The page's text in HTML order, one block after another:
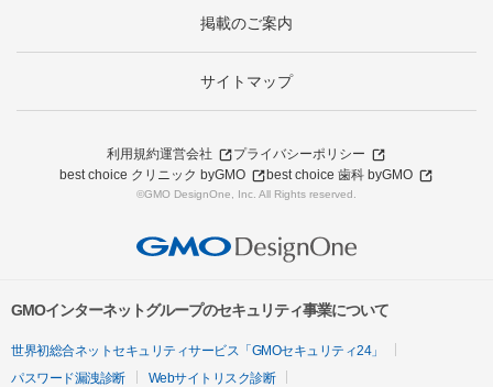
掲載のご案内
サイトマップ
利用規約運営会社
プライバシーポリシー
best choice クリニック byGMO
best choice 歯科 byGMO
©GMO DesignOne, Inc. All Rights reserved.
GMOインターネットグループのセキュリティ事業について
世界初総合ネットセキュリティサービス「GMOセキュリティ24」
パスワード漏洩診断
Webサイトリスク診断